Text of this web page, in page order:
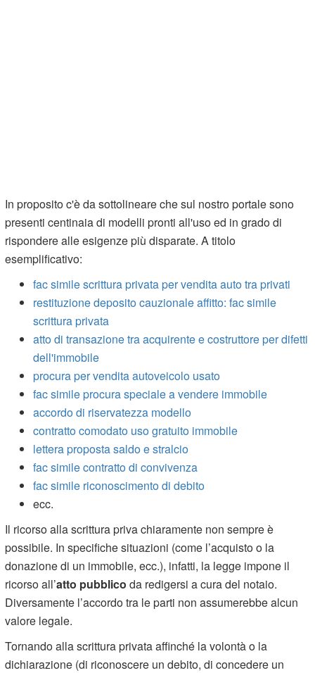
In proposito c'è da sottolineare che sul nostro portale sono
presenti centinaia di modelli pronti all'uso ed in grado di
rispondere alle esigenze più disparate. A titolo
esemplificativo:
fac simile scrittura privata per vendita auto tra privati
restituzione deposito cauzionale affitto: fac simile
scrittura privata
atto di transazione tra acquirente e costruttore per difetti
dell'immobile
procura per vendita autoveicolo usato
fac simile procura speciale a vendere immobile
accordo di riservatezza modello
contratto comodato uso gratuito immobile
lettera proposta saldo e stralcio
fac simile contratto di convivenza
fac simile riconoscimento di debito
ecc.
Il ricorso alla scrittura priva chiaramente non sempre è
possibile. In specifiche situazioni (come l’acquisto o la
donazione di un immobile, ecc.), infatti, la legge impone il
ricorso all’atto pubblico da redigersi a cura del notaio.
Diversamente l’accordo tra le parti non assumerebbe alcun
valore legale.
Tornando alla scrittura privata affinché la volontà o la
dichiarazione (di riconoscere un debito, di concedere un